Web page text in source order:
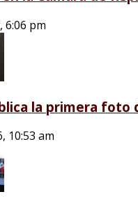
6:06 pm
la primera foto
10:53 am